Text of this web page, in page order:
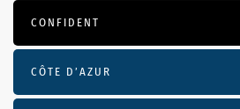
CONFIDENT
CÔTE D’AZUR